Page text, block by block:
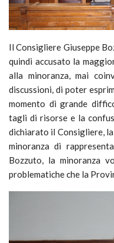
Il Consigliere Giuseppe
quindi accusato la
alla minoranza, mai
discussioni, di poter
momento di grande
tagli di risorse e la
dichiarato il Consigliere,
minoranza di
Bozzuto, la minoranza
problematiche che la